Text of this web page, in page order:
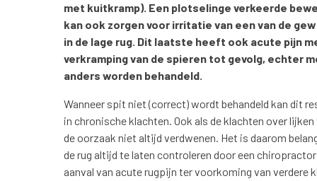
met kuitkramp). Een plotselinge verkeerde
kan ook zorgen voor irritatie van een van de
in de lage rug. Dit laatste heeft ook acute pijn
verkramping van de spieren tot gevolg, echter
anders worden behandeld.
Wanneer spit niet (correct) wordt behandeld kan dit
in chronische klachten. Ook als de klachten over
de oorzaak niet altijd verdwenen. Het is daarom
de rug altijd te laten controleren door een chiropractor
aanval van acute rugpijn ter voorkoming van verdere